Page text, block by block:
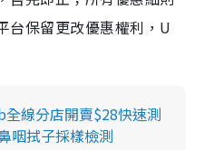
台保留更改優惠權利，U
全線分店開賣$28快速測
咽拭子採樣檢測